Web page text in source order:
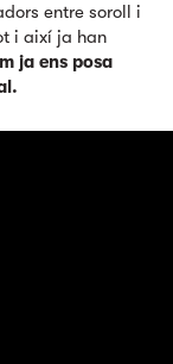
entre soroll i
i així ja han
ja ens posa